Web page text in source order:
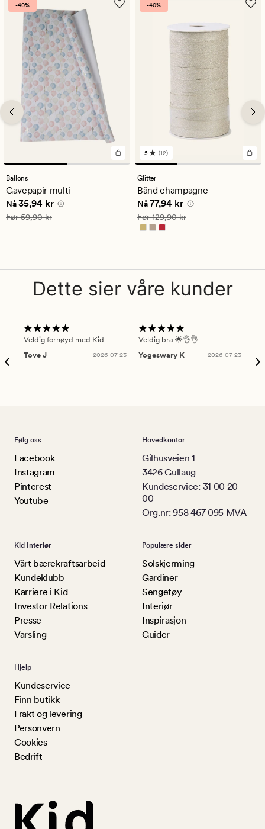
-40%
Ballons
Gavepapir multi
Nåværende pris
Nå35,94 kr
Vanlig pris 59,90 kr
Før59,90 kr
-40%
12
anmeldelser
med
en
gjennomsnittlig
vurdering
på
5
5 (12)
Glitter
Bånd champagne
Nåværende pris
Nå77,94 kr
Vanlig pris 129,90 kr
Før129,90 kr
Dette sier våre kunder
Veldig fornøyd med Kid
Tove J
2026-07-23
Veldig bra 🌟👌👌
Yogeswary K
2026-07-23
Følg oss
Facebook
Instagram
Pinterest
Youtube
Hovedkontor
Gilhusveien 1
3426 Gullaug
Kundeservice: 31 00 20
00
Org.nr: 958 467 095 MVA
Kid Interiør
Vårt bærekraftsarbeid
Kundeklubb
Karriere i Kid
Investor Relations
Presse
Varsling
Populære sider
Solskjerming
Gardiner
Sengetøy
Interiør
Inspirasjon
Guider
Hjelp
Kundeservice
Finn butikk
Frakt og levering
Personvern
Cookies
Bedrift